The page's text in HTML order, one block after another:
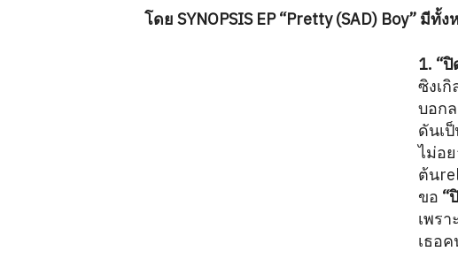
โดย SYNOPSIS EP “Pretty (SAD) Boy” มีทั้ง
1. “
ซิงเ
บอก
ดันเ
ไม่อย
ต้น
ขอ “
เพร
เธอ